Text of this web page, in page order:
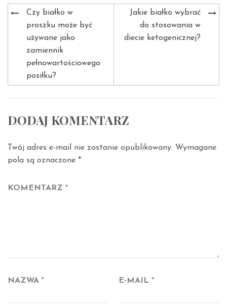
Nawigacja
wpisu
Czy białko w
proszku może być
używane jako
zamiennik
pełnowartościowego
posiłku?
Jakie białko wybrać
do stosowania w
diecie ketogenicznej?
DODAJ KOMENTARZ
Twój adres e-mail nie zostanie opublikowany. Wymagane
pola są oznaczone *
KOMENTARZ *
NAZWA * E-MAIL *